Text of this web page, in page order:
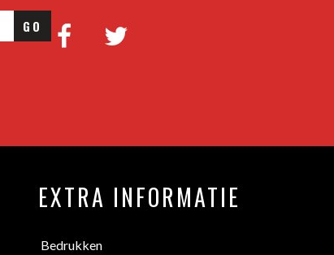
GO
EXTRA INFORMATIE
Bedrukken